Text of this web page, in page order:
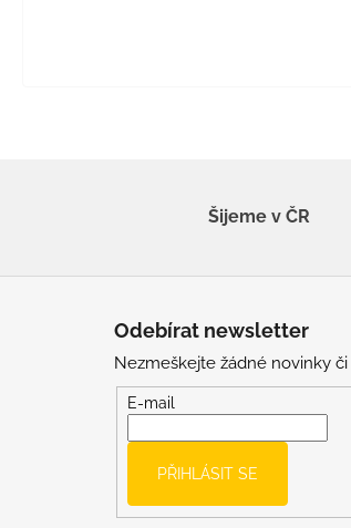
Šijeme v ČR
Odebírat newsletter
Nezmeškejte žádné novinky či
E-mail
PŘIHLÁSIT SE